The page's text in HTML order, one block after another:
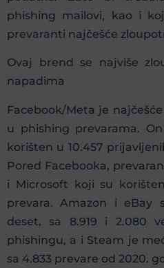
phishing mailovi, kao i
prevaranti najčešće
Ovaj brend se najviše
napadima
Facebook/Meta je
u phishing prevarama.
korišten u 10.457
Pored Facebooka,
i Microsoft koji su
prevara. Amazon i eBay
deset, sa 8.919 i 2.080
phishingu, a i Steam je
sa 4.833 prevare od 2020.